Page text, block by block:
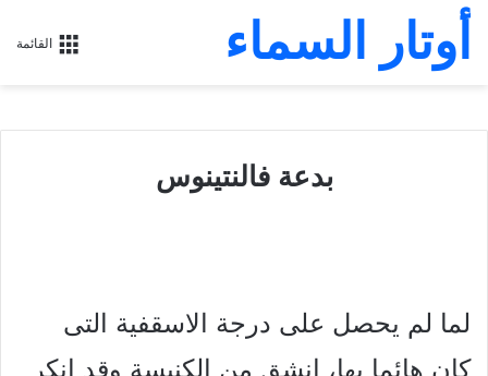
القائمة أوتار السماء
بدعة فالنتينوس
لما لم يحصل على درجة الاسقفية التى
كان هائما بها، انشق من الكنيسة وقد انكر